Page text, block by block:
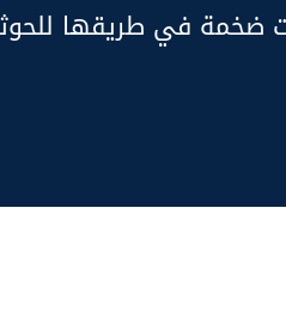
في طريقها